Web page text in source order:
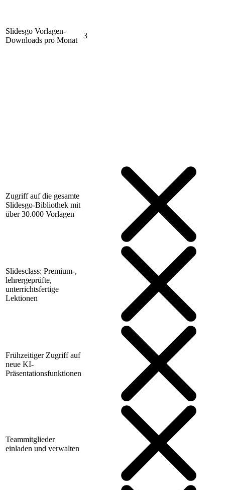
Slidesgo Vorlagen-
Downloads pro Monat
3
Zugriff auf die gesamte
Slidesgo-Bibliothek mit
über 30.000 Vorlagen
Slidesclass: Premium-,
lehrergeprüfte,
unterrichtsfertige
Lektionen
Frühzeitiger Zugriff auf
neue KI-
Präsentationsfunktionen
Teammitglieder
einladen und verwalten